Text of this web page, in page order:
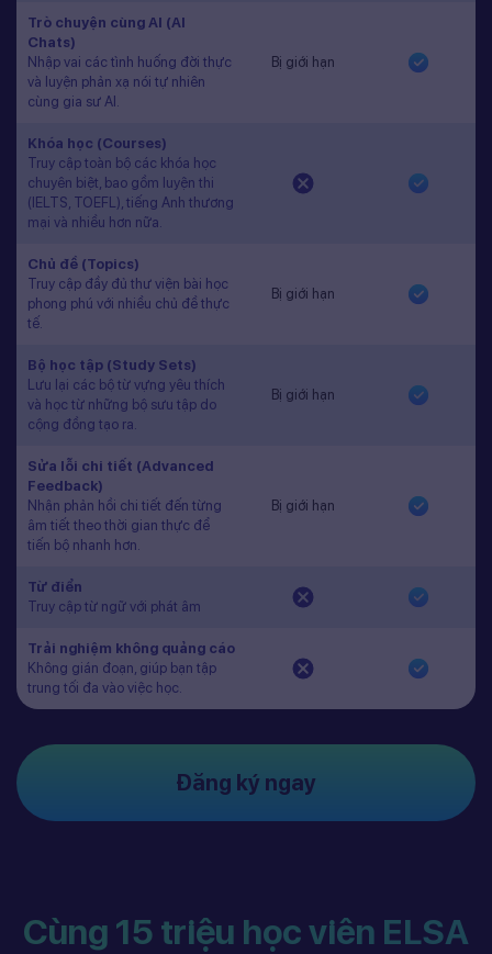
Trò chuyện cùng AI (AI
Chats)
Nhập vai các tình huống đời thực
và luyện phản xạ nói tự nhiên
cùng gia sư AI.
Bị giới hạn
Khóa học (Courses)
Truy cập toàn bộ các khóa học
chuyên biệt, bao gồm luyện thi
(IELTS, TOEFL), tiếng Anh thương
mại và nhiều hơn nữa.
Chủ đề (Topics)
Truy cập đầy đủ thư viện bài học
phong phú với nhiều chủ đề thực
tế.
Bị giới hạn
Bộ học tập (Study Sets)
Lưu lại các bộ từ vựng yêu thích
và học từ những bộ sưu tập do
cộng đồng tạo ra.
Bị giới hạn
Sửa lỗi chi tiết (Advanced
Feedback)
Nhận phản hồi chi tiết đến từng
âm tiết theo thời gian thực để
tiến bộ nhanh hơn.
Bị giới hạn
Từ điển
Truy cập từ ngữ với phát âm
Trải nghiệm không quảng cáo
Không gián đoạn, giúp bạn tập
trung tối đa vào việc học.
Đăng ký ngay
Cùng 15 triệu học viên ELSA